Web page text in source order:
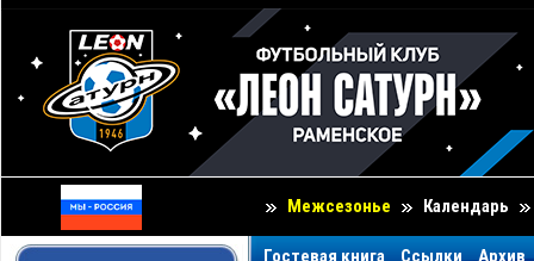
Межсезонье Календарь
Гостевая книга Ссылки Архив